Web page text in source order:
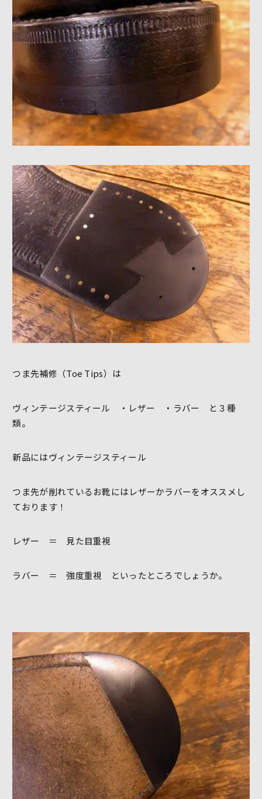
つま先補修（Toe Tips）は
ヴィンテージスティール ・レザー ・ラバー と３種
類。
新品にはヴィンテージスティール
つま先が削れているお靴にはレザーかラバーをオススメし
ております！
レザー ＝ 見た目重視
ラバー ＝ 強度重視 といったところでしょうか。